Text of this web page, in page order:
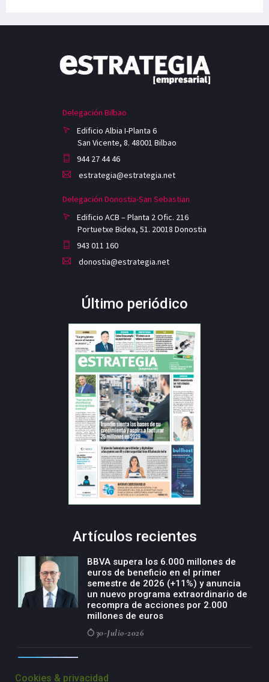
Delegación Bilbao
Edificio Albia I-Planta 6
San Vicente, 8. 48001 Bilbao
944 27 44 46
estrategia@estrategia.net
Delegación Donostia-San Sebastian
Edificio ACB – Planta 2 Ofic. 216
Portuetxe Bidea, 51. 20018 Donostia
943 011 160
donostia@estrategia.net
Último periódico
Artículos recientes
BBVA supera los 6.000 millones de
euros de beneficio en el primer
semestre de 2026 (+11%) y anuncia
un nuevo programa extraordinario de
recompra de acciones por 2.000
millones de euros
30-Julio-2026
negocio agro con un modelo global
Cookies & privacidad